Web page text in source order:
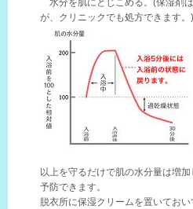
水分を肌にとじこめる。(保湿剤
が、クリニックでも処方できます。)
以上を守るだけで肌の水分量は増
予防できます。
脱衣所に保湿クリームを置いてお